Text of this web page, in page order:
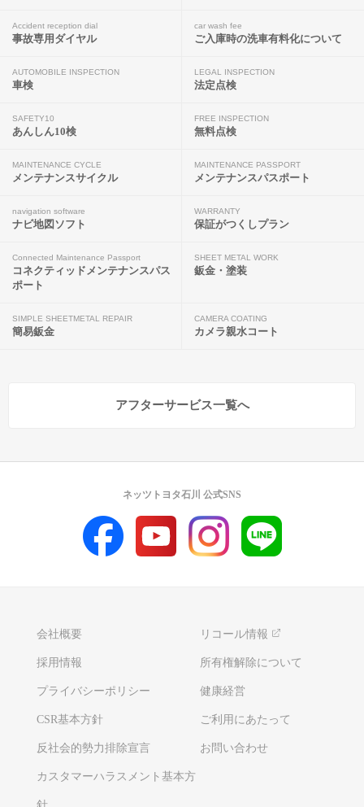
Accident reception dial
事故専用ダイヤル
car wash fee
ご入庫時の洗車有料化について
AUTOMOBILE INSPECTION
車検
LEGAL INSPECTION
法定点検
SAFETY10
あんしん10検
FREE INSPECTION
無料点検
MAINTENANCE CYCLE
メンテナンスサイクル
MAINTENANCE PASSPORT
メンテナンスパスポート
navigation software
ナビ地図ソフト
WARRANTY
保証がつくしプラン
Connected Maintenance Passport
コネクティッドメンテナンスパス
ポート
SHEET METAL WORK
鈑金・塗装
SIMPLE SHEETMETAL REPAIR
簡易鈑金
CAMERA COATING
カメラ親水コート
アフターサービス一覧へ
会社概要 リコール情報
採用情報 所有権解除について
プライバシーポリシー 健康経営
CSR基本方針 ご利用にあたって
反社会的勢力排除宣言 お問い合わせ
カスタマーハラスメント基本方
ネッツトヨタ石川 公式SNS